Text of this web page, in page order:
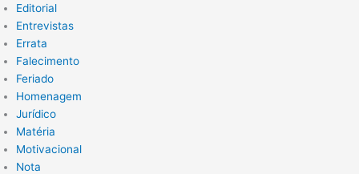
Editorial
Entrevistas
Errata
Falecimento
Feriado
Homenagem
Jurídico
Matéria
Motivacional
Nota